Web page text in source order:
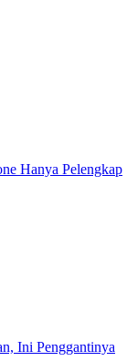
Hanya Pelengkap
Ini Penggantinya